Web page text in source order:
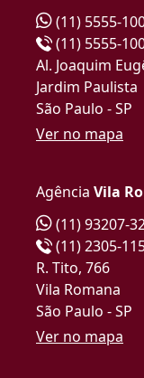
(11) 5555-
(11) 5555-
Al. Joaquim
Jardim Paulista
São Paulo - SP
Ver no mapa
Agência Vila
(11) 93207-
(11) 2305-
R. Tito, 766
Vila Romana
São Paulo - SP
Ver no mapa